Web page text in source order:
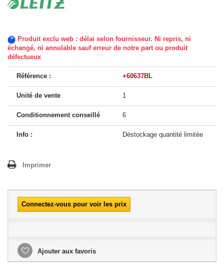
Produit exclu web : délai selon fournisseur. Ni repris, ni
échangé, ni annulable sauf erreur de notre part ou produit
défectueux
Référence : +60637BL
Unité de vente 1
Conditionnement conseillé 6
Info : Déstockage quantité limitée
Imprimer
Connectez-vous pour voir les prix
Ajouter aux favoris